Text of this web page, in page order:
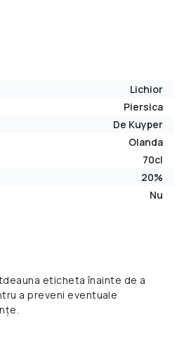
Lichior
Piersica
De Kuyper
Olanda
70cl
20%
Nu
eticheta înainte de a
a preveni eventuale